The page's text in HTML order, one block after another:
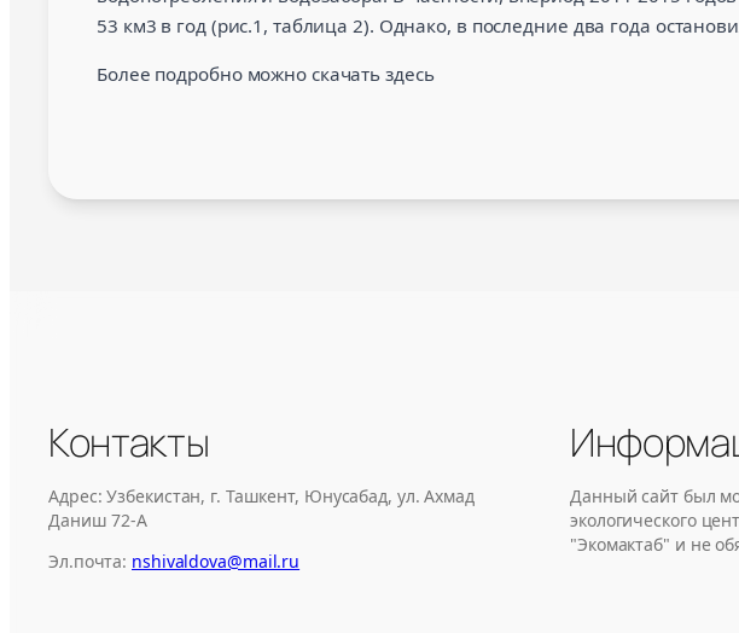
53 км3 в год (рис.1, таблица 2). Однако, в последние два года
Более подробно можно скачать здесь
Контакты
Адрес: Узбекистан, г. Ташкент, Юнусабад, ул. Ахмад
Даниш 72-А
Эл.почта: nshivaldova@mail.ru
Данный сайт был
экологического
"Экомактаб" и не